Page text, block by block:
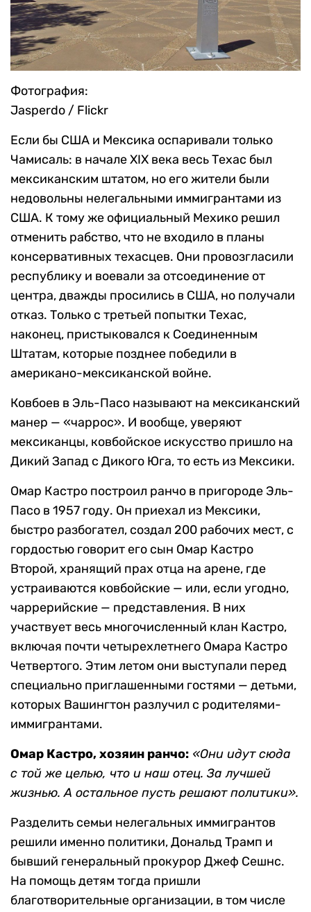
Фотография:
Jasperdo / Flickr
Если бы США и Мексика оспаривали только
Чамисаль: в начале XIX века весь Техас был
мексиканским штатом, но его жители были
недовольны нелегальными иммигрантами из
США. К тому же официальный Мехико решил
отменить рабство, что не входило в планы
консервативных техасцев. Они провозгласили
республику и воевали за отсоединение от
центра, дважды просились в США, но получали
отказ. Только с третьей попытки Техас,
наконец, пристыковался к Соединенным
Штатам, которые позднее победили в
американо-мексиканской войне.
Ковбоев в Эль-Пасо называют на мексиканский
манер — «чаррос». И вообще, уверяют
мексиканцы, ковбойское искусство пришло на
Дикий Запад с Дикого Юга, то есть из Мексики.
Омар Кастро построил ранчо в пригороде Эль-
Пасо в 1957 году. Он приехал из Мексики,
быстро разбогател, создал 200 рабочих мест, с
гордостью говорит его сын Омар Кастро
Второй, хранящий прах отца на арене, где
устраиваются ковбойские — или, если угодно,
чаррерийские — представления. В них
участвует весь многочисленный клан Кастро,
включая почти четырехлетнего Омара Кастро
Четвертого. Этим летом они выступали перед
специально приглашенными гостями — детьми,
которых Вашингтон разлучил с родителями-
иммигрантами.
Омар Кастро, хозяин ранчо: «Они идут сюда
с той же целью, что и наш отец. За лучшей
жизнью. А остальное пусть решают политики».
Разделить семьи нелегальных иммигрантов
решили именно политики, Дональд Трамп и
бывший генеральный прокурор Джеф Сешнс.
На помощь детям тогда пришли
благотворительные организации, в том числе